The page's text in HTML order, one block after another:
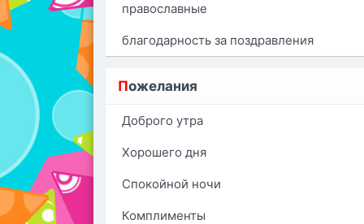
православные
благодарность за поздравления
Пожелания
Доброго утра
Хорошего дня
Спокойной ночи
Комплименты